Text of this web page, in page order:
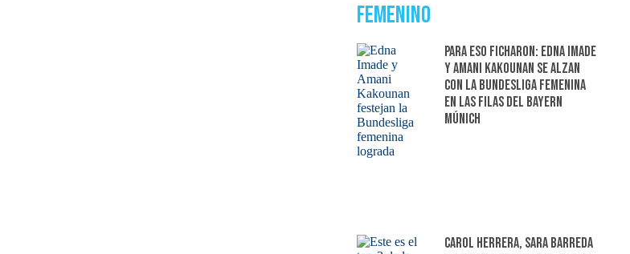
Femenino
Para eso ficharon: Edna Imade
y Amani Kakounan se alzan
con la Bundesliga femenina
en las filas del Bayern
Múnich
Carol Herrera, Sara Barreda